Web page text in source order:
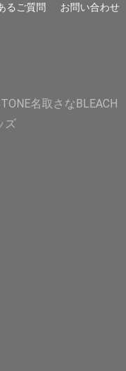
るご質問 お問い合わせ
名取さなBLEACH
ズ